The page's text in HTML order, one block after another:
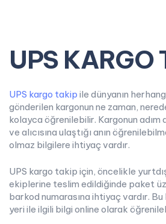
UPS KARGO
UPS kargo takip ile dünyanın
gönderilen kargonun ne zaman,
kolayca öğrenilebilir. Kargonun adım
ve alıcısına ulaştığı anın
olmaz bilgilere ihtiyaç vardır.
UPS kargo takip için, öncelikle
ekiplerine teslim edildiğinde paket
barkod numarasına ihtiyaç vardır.
yeri ile ilgili bilgi online olarak